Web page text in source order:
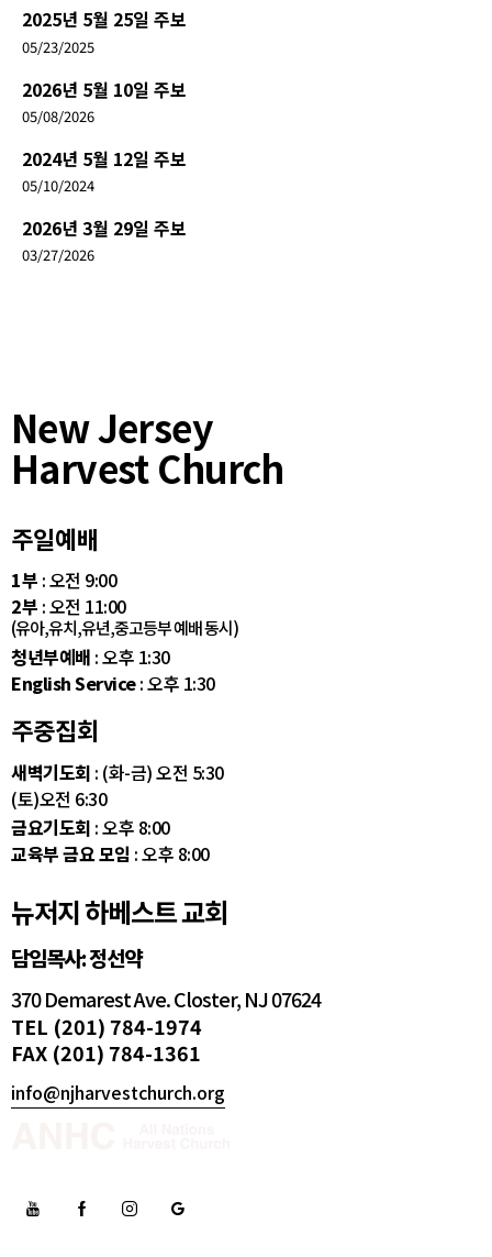
2025년 5월 25일 주보
05/23/2025
2026년 5월 10일 주보
05/08/2026
2024년 5월 12일 주보
05/10/2024
2026년 3월 29일 주보
03/27/2026
New Jersey
Harvest Church
주일예배
1부 : 오전 9:00
2부 : 오전 11:00
(유아,유치,유년,중고등부 예배 동시)
청년부예배 : 오후 1:30
English Service: 오후 1:30
주중집회
새벽기도회 : (화-금) 오전 5:30
(토)오전 6:30
금요기도회 : 오후 8:00
교육부 금요 모임 : 오후 8:00
뉴저지 하베스트 교회
담임목사: 정선약
370 Demarest Ave. Closter, NJ 07624
TEL (201) 784-1974
FAX (201) 784-1361
info@njharvestchurch.org